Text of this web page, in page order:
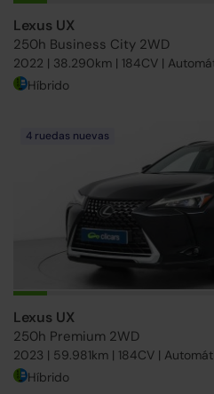
Lexus UX
250h Business City 2WD
2022 | 38.290km | 184CV |
Híbrido
4 ruedas nuevas
Lexus UX
250h Premium 2WD
2023 | 59.981km | 184CV |
Híbrido